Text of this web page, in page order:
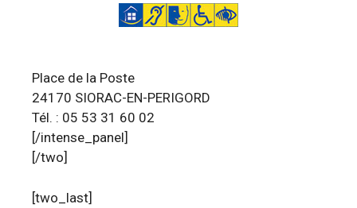
Place de la Poste
24170 SIORAC-EN-PERIGORD
Tél. : 05 53 31 60 02
[/intense_panel]
[/two]
[two_last]